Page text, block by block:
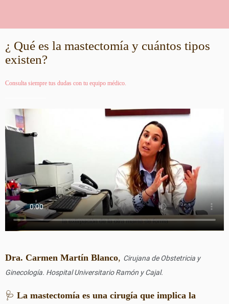
¿ Qué es la mastectomía y cuántos tipos
existen?
Consulta siempre tus dudas con tu equipo médico.
Dra. Carmen Martín Blanco, Cirujana deObstetricia y
Ginecología. Hospital Universitario Ramón y Cajal.
🩺 La mastectomía es una cirugía que implica la